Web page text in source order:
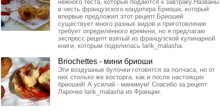
нежного теста, которые подаются к завтраку.Названы
в честь французского кондитера Бриоша, который
впервые предложил этот рецепт.Бриошей
существует много разных видов и приготовление
требует определённого времени, но я предлагаю
экспресс рецепт взятый из французской кулинарной
книги, которым поделилась larik_malasha.
Briochettes - мини бриоши
Эти воздушные булочки готовятся за полчаса, но от
них столько же восторга, как и после настоящих
бриошей! А усилий - минимум! Спасибо за рецепт
Ларочке larik_malasha из Франции.